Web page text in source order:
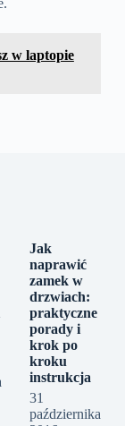
w laptopie
Jak
naprawić
zamek w
drzwiach:
praktyczne
porady i
krok po
kroku
instrukcja
31
października